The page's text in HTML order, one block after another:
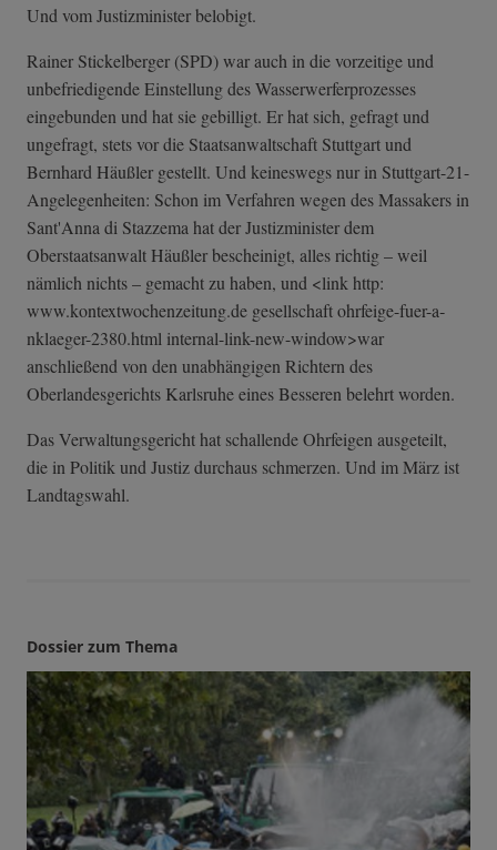
Und vom Justizminister belobigt.
Rainer Stickelberger (SPD) war auch in die vorzeitige und
unbefriedigende Einstellung des Wasserwerferprozesses
eingebunden und hat sie gebilligt. Er hat sich, gefragt und
ungefragt, stets vor die Staatsanwaltschaft Stuttgart und
Bernhard Häußler gestellt. Und keineswegs nur in Stuttgart-21-
Angelegenheiten: Schon im Verfahren wegen des Massakers in
Sant'Anna di Stazzema hat der Justizminister dem
Oberstaatsanwalt Häußler bescheinigt, alles richtig – weil
nämlich nichts – gemacht zu haben, und <link http:
www.kontextwochenzeitung.de gesellschaft ohrfeige-fuer-a­
nklaeger-2380.h­tml internal-link-new-window>war
anschließend von den unabhängigen Richtern des
Oberlandesgerichts Karlsruhe eines Besseren belehrt worden.
Das Verwaltungsgericht hat schallende Ohrfeigen ausgeteilt,
die in Politik und Justiz durchaus schmerzen. Und im März ist
Landtagswahl.
Dossier zum Thema